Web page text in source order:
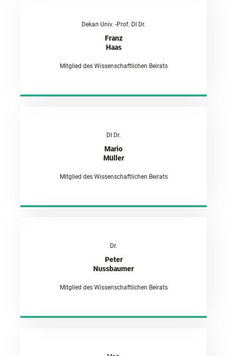
Dekan Univ. -Prof. DI Dr.
Franz
Haas
Mitglied des Wissenschaftlichen Beirats
DI Dr.
Mario
Müller
Mitglied des Wissenschaftlichen Beirats
Dr.
Peter
Nussbaumer
Mitglied des Wissenschaftlichen Beirats